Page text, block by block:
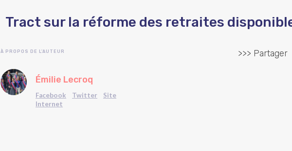
Tract sur la réforme des retraites
À PROPOS DE L'AUTEUR
Émilie Lecroq
Facebook Twitter
Site
Internet
>>> Partager